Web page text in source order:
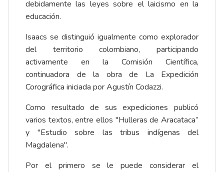
debidamente las leyes sobre el laicismo en la
educación.
Isaacs se distinguió igualmente como explorador
del territorio colombiano, participando
activamente en la Comisión Científica,
continuadora de la obra de La Expedición
Corográfica iniciada por Agustín Codazzi.
Como resultado de sus expediciones publicó
varios textos, entre ellos "Hulleras de Aracataca”
y "Estudio sobre las tribus indígenas del
Magdalena".
Por el primero se le puede considerar el